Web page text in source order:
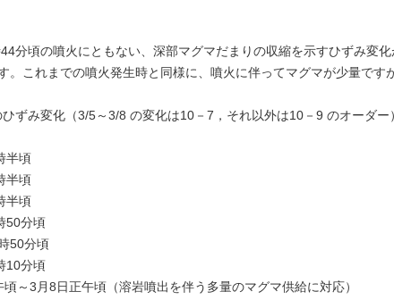
分頃の噴火にともない、深部マグマだまりの収縮を示すひずみ変
。これまでの噴火発生時と同様に、噴火に伴ってマグマが少量です
ずみ変化（3/5～3/8 の変化は10－7，それ以外は10－9 のオーダー）
半頃
半頃
半頃
50分頃
50分頃
10分頃
～3月8日正午頃（溶岩噴出を伴う多量のマグマ供給に対応）